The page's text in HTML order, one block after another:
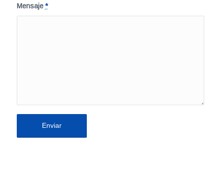
Mensaje*